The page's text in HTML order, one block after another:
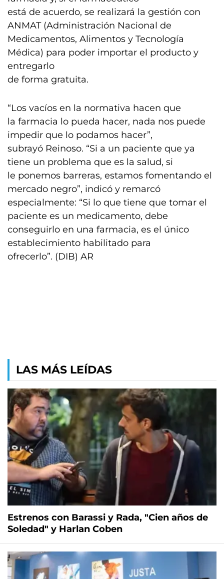
está de acuerdo, se realizará la gestión con
ANMAT (Administración Nacional de
Medicamentos, Alimentos y Tecnología
Médica) para poder importar el producto y
entregarlo
de forma gratuita.
“Los vacíos en la normativa hacen que
la farmacia lo pueda hacer, nada nos puede
impedir que lo podamos hacer”,
subrayó Reinoso. “Si a un paciente que ya
tiene un problema que es la salud, si
le ponemos barreras, estamos fomentando el
mercado negro”, indicó y remarcó
especialmente: “Si lo que tiene que tomar el
paciente es un medicamento, debe
conseguirlo en una farmacia, es el único
establecimiento habilitado para
ofrecerlo”. (DIB) AR
LAS MÁS LEÍDAS
Estrenos con Barassi y Rada, "Cien años de
Soledad" y Harlan Coben